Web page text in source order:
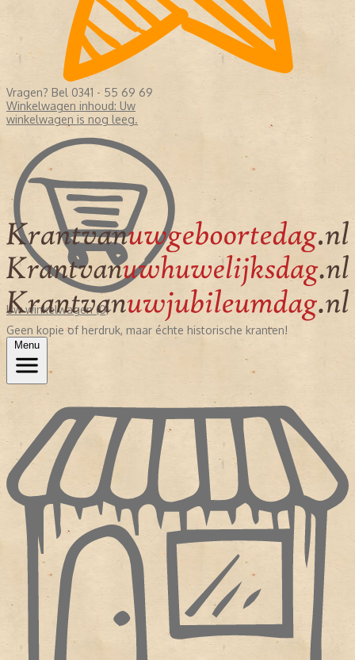
Vragen? Bel 0341 - 55 69 69
Winkelwagen inhoud: Uw
winkelwagen is nog leeg.
Uw winkelwagen (0)
Geen kopie of herdruk, maar échte historische kranten!
Menu